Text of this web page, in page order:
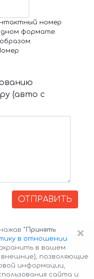
номер
формате.
(авто с
ОТПРАВИТЬ
×
"Принять
в отношении
в вашем
внешние), позволяющие
информации,
сайта и